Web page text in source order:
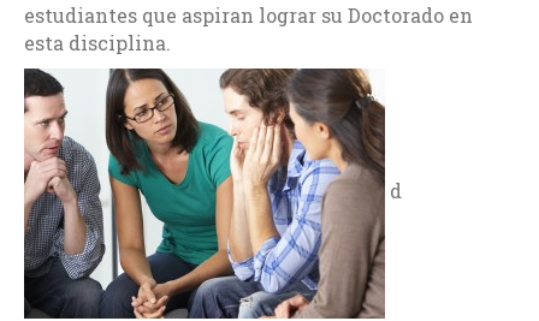
estudiantes que aspiran lograr su Doctorado en
esta disciplina.
d